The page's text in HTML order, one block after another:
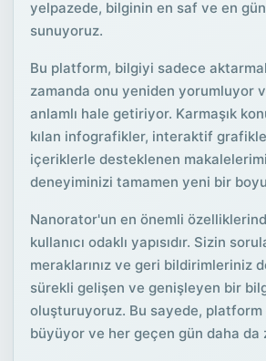
yelpazede, bilginin en saf ve en
sunuyoruz.
Bu platform, bilgiyi sadece
zamanda onu yeniden yorumluyor
anlamlı hale getiriyor. Karmaşık
kılan infografikler, interaktif
içeriklerle desteklenen
deneyiminizi tamamen yeni bir
Nanorator'un en önemli
kullanıcı odaklı yapısıdır. Sizin
meraklarınız ve geri bildirimleriniz
sürekli gelişen ve genişleyen bir
oluşturuyoruz. Bu sayede,
büyüyor ve her geçen gün daha da